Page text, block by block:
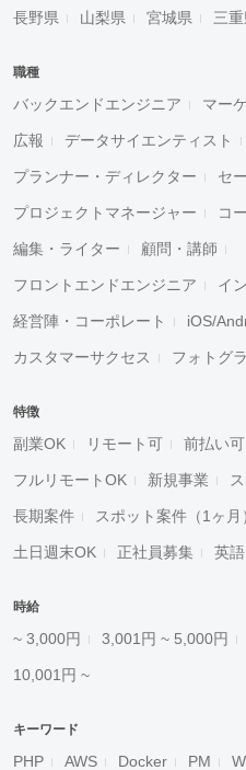
長野県 山梨県 宮城県 三
職種
バックエンドエンジニア マー
広報 データサイエンティスト
プランナー・ディレクター セ
プロジェクトマネージャー コ
編集・ライター 顧問・講師
フロントエンドエンジニア イ
経営陣・コーポレート iOS/
カスタマーサクセス フォトグ
特徴
副業OK リモート可 前払い可
フルリモートOK 新規事業
長期案件 スポット案件（1ヶ月
土日週末OK 正社員募集 英
時給
~ 3,000円 3,001円 ~ 5,000円
10,001円 ~
キーワード
PHP AWS Docker PM